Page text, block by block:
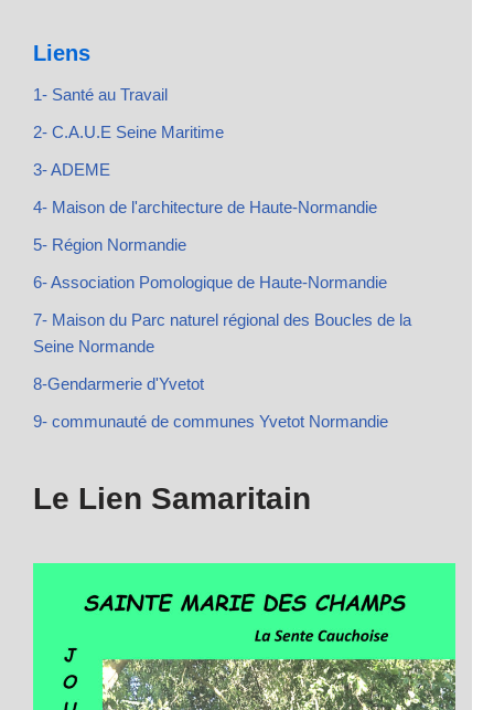
Liens
1- Santé au Travail
2- C.A.U.E Seine Maritime
3- ADEME
4- Maison de l'architecture de Haute-Normandie
5- Région Normandie
6- Association Pomologique de Haute-Normandie
7- Maison du Parc naturel régional des Boucles de la
Seine Normande
8-Gendarmerie d'Yvetot
9- communauté de communes Yvetot Normandie
Le Lien Samaritain